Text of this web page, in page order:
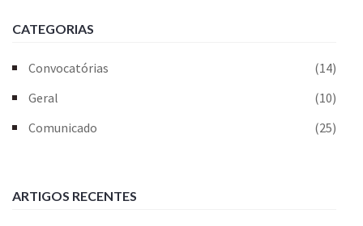
CATEGORIAS
Convocatórias
(14)
Geral
(10)
Comunicado
(25)
ARTIGOS RECENTES